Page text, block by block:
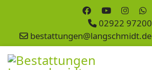
02922 97200
bestattungen@langschmidt.de